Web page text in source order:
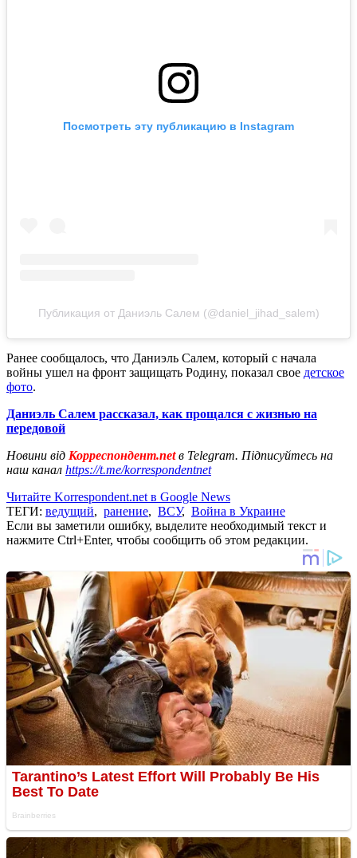
Посмотреть эту публикацию в Instagram
Публикация от Даниэль Салем (@daniel_jihad_salem)
Ранее сообщалось, что Даниэль Салем, который с начала
войны ушел на фронт защищать Родину, показал свое детское
фото.
Даниэль Салем рассказал, как прощался с жизнью на
передовой
Новини від Корреспондент.netв Telegram. Підписуйтесь на
наш канал https://t.me/korrespondentnet
Читайте Korrespondent.net в Google News
ТЕГИ: ведущий, ранение, ВСУ, Война в Украине
Если вы заметили ошибку, выделите необходимый текст и
нажмите Ctrl+Enter, чтобы сообщить об этом редакции.